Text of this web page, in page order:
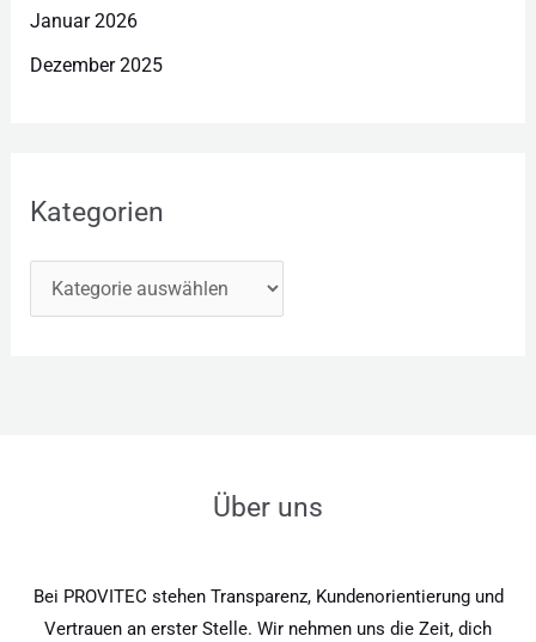
Januar 2026
Dezember 2025
Kategorien
Über uns
Bei PROVITEC stehen Transparenz, Kundenorientierung und
Vertrauen an erster Stelle. Wir nehmen uns die Zeit, dich